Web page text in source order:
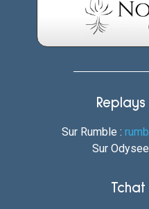
Sur Rumble :
Sur